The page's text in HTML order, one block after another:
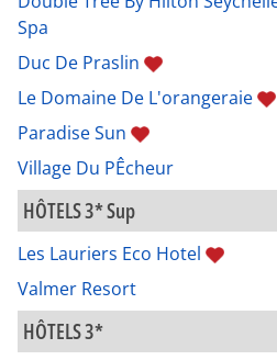
Spa
Duc De Praslin
Le Domaine De L'orangeraie
Paradise Sun
Village Du PÊcheur
HÔTELS 3* Sup
Les Lauriers Eco Hotel
Valmer Resort
HÔTELS 3*